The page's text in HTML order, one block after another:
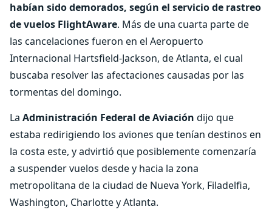
habían sido demorados, según el servicio de rastreo
de vuelos FlightAware. Más de una cuarta parte de
las cancelaciones fueron en el Aeropuerto
Internacional Hartsfield-Jackson, de Atlanta, el cual
buscaba resolver las afectaciones causadas por las
tormentas del domingo.
La Administración Federal de Aviación dijo que
estaba redirigiendo los aviones que tenían destinos en
la costa este, y advirtió que posiblemente comenzaría
a suspender vuelos desde y hacia la zona
metropolitana de la ciudad de Nueva York, Filadelfia,
Washington, Charlotte y Atlanta.